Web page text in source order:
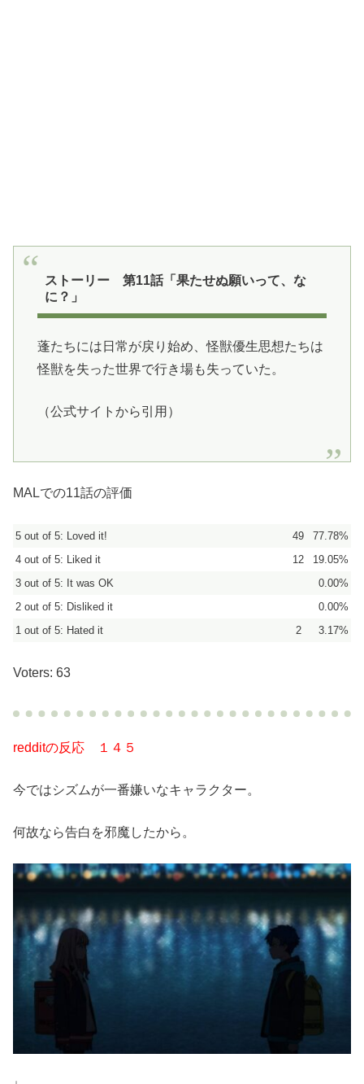
ストーリー 第11話「果たせぬ願いって、な
に？」
蓬たちには日常が戻り始め、怪獣優生思想たちは
怪獣を失った世界で行き場も失っていた。
（公式サイトから引用）
MALでの11話の評価
5 out of 5: Loved it! 49
77.78%
4 out of 5: Liked it
12
19.05%
3 out of 5: It was OK
0.00%
2 out of 5: Disliked it
0.00%
1 out of 5: Hated it
2 3.17%
Voters: 63
redditの反応 １４５
今ではシズムが一番嫌いなキャラクター。
何故なら告白を邪魔したから。